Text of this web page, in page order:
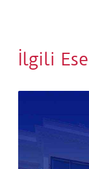
İlgili